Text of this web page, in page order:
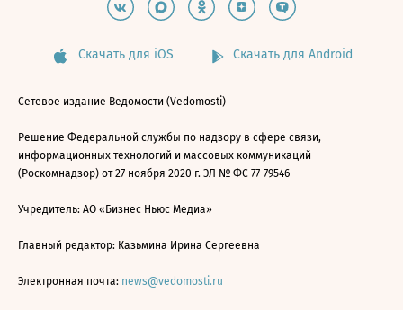
Скачать для iOS Скачать для Android
Сетевое издание Ведомости (Vedomosti)
Решение Федеральной службы по надзору в сфере связи,
информационных технологий и массовых коммуникаций
(Роскомнадзор) от 27 ноября 2020 г. ЭЛ № ФС 77-79546
Учредитель: АО «Бизнес Ньюс Медиа»
Главный редактор: Казьмина Ирина Сергеевна
Электронная почта: news@vedomosti.ru